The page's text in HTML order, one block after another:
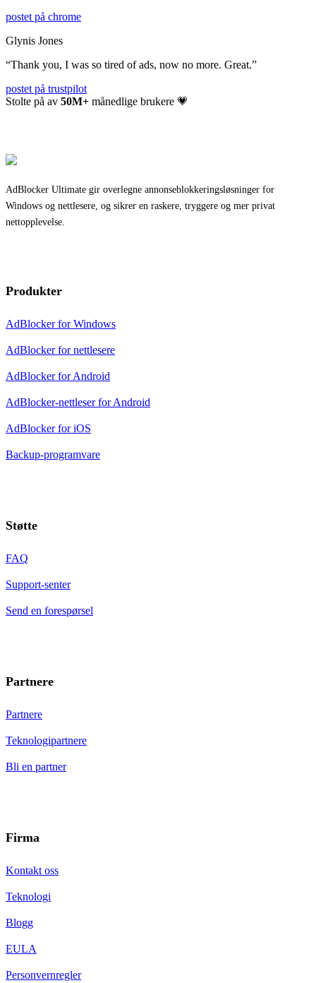
postet på chrome
Glynis Jones
“Thank you, I was so tired of ads, now no more. Great.”
postet på trustpilot
Stolte på av 50M+ månedlige brukere 💗
AdBlocker Ultimate gir overlegne annonseblokkeringsløsninger for
Windows og nettlesere, og sikrer en raskere, tryggere og mer privat
nettopplevelse.
Produkter
AdBlocker for Windows
AdBlocker for nettlesere
AdBlocker for Android
AdBlocker-nettleser for Android
AdBlocker for iOS
Backup-programvare
Støtte
FAQ
Support-senter
Send en forespørsel
Partnere
Partnere
Teknologipartnere
Bli en partner
Firma
Kontakt oss
Teknologi
Blogg
EULA
Personvernregler